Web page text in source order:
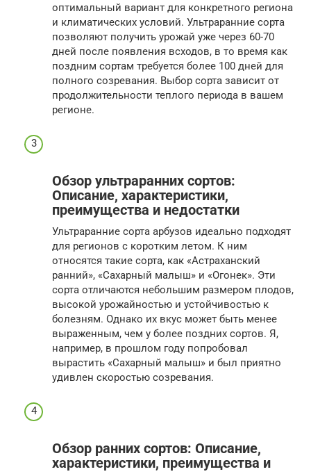
оптимальный вариант для конкретного региона
и климатических условий. Ультраранние сорта
позволяют получить урожай уже через 60-70
дней после появления всходов, в то время как
поздним сортам требуется более 100 дней для
полного созревания. Выбор сорта зависит от
продолжительности теплого периода в вашем
регионе.
Обзор ультраранних сортов:
Описание, характеристики,
преимущества и недостатки
Ультраранние сорта арбузов идеально подходят
для регионов с коротким летом. К ним
относятся такие сорта, как «Астраханский
ранний», «Сахарный малыш» и «Огонек». Эти
сорта отличаются небольшим размером плодов,
высокой урожайностью и устойчивостью к
болезням. Однако их вкус может быть менее
выраженным, чем у более поздних сортов. Я,
например, в прошлом году попробовал
вырастить «Сахарный малыш» и был приятно
удивлен скоростью созревания.
Обзор ранних сортов: Описание,
характеристики, преимущества и